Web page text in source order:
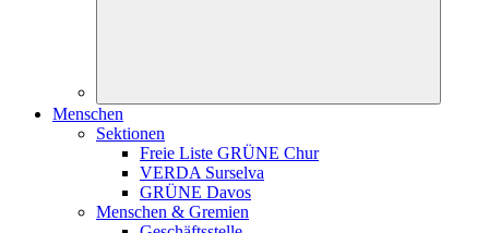
Menschen
Sektionen
Freie Liste GRÜNE Chur
VERDA Surselva
GRÜNE Davos
Menschen & Gremien